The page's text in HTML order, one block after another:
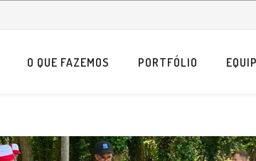
O QUE FAZEMOS PORTFÓLIO